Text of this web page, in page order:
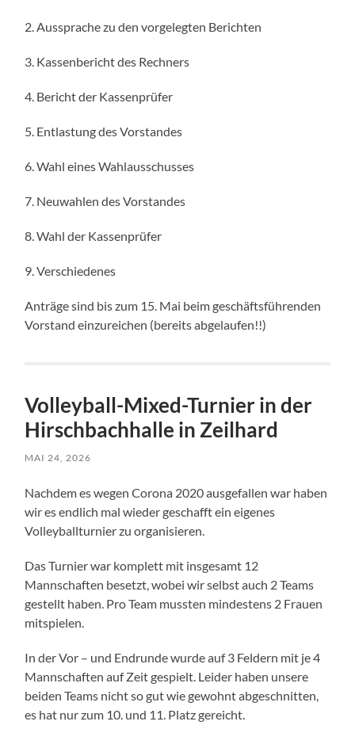
2. Aussprache zu den vorgelegten Berichten
3. Kassenbericht des Rechners
4. Bericht der Kassenprüfer
5. Entlastung des Vorstandes
6. Wahl eines Wahlausschusses
7. Neuwahlen des Vorstandes
8. Wahl der Kassenprüfer
9. Verschiedenes
Anträge sind bis zum 15. Mai beim geschäftsführenden
Vorstand einzureichen (bereits abgelaufen!!)
Volleyball-Mixed-Turnier in der
Hirschbachhalle in Zeilhard
MAI 24, 2026
Nachdem es wegen Corona 2020 ausgefallen war haben
wir es endlich mal wieder geschafft ein eigenes
Volleyballturnier zu organisieren.
Das Turnier war komplett mit insgesamt 12
Mannschaften besetzt, wobei wir selbst auch 2 Teams
gestellt haben. Pro Team mussten mindestens 2 Frauen
mitspielen.
In der Vor – und Endrunde wurde auf 3 Feldern mit je 4
Mannschaften auf Zeit gespielt. Leider haben unsere
beiden Teams nicht so gut wie gewohnt abgeschnitten,
es hat nur zum 10. und 11. Platz gereicht.